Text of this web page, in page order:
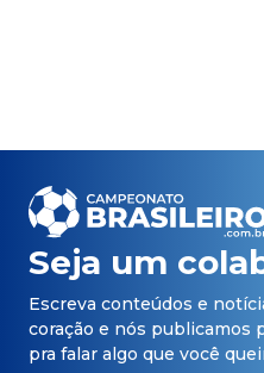
Seja um
Escreva conteúdos e
coração e nós publicamos
pra falar algo que você